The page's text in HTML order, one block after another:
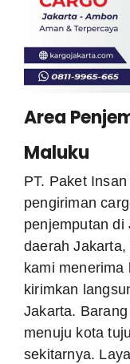
Area
Maluku
PT. Paket
pengiriman
penjemputan di
daerah
kami menerima
kirimkan
Jakarta.
menuju kota
sekitarnya.